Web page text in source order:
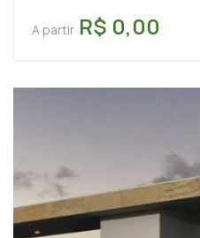
A partir R$ 0,00